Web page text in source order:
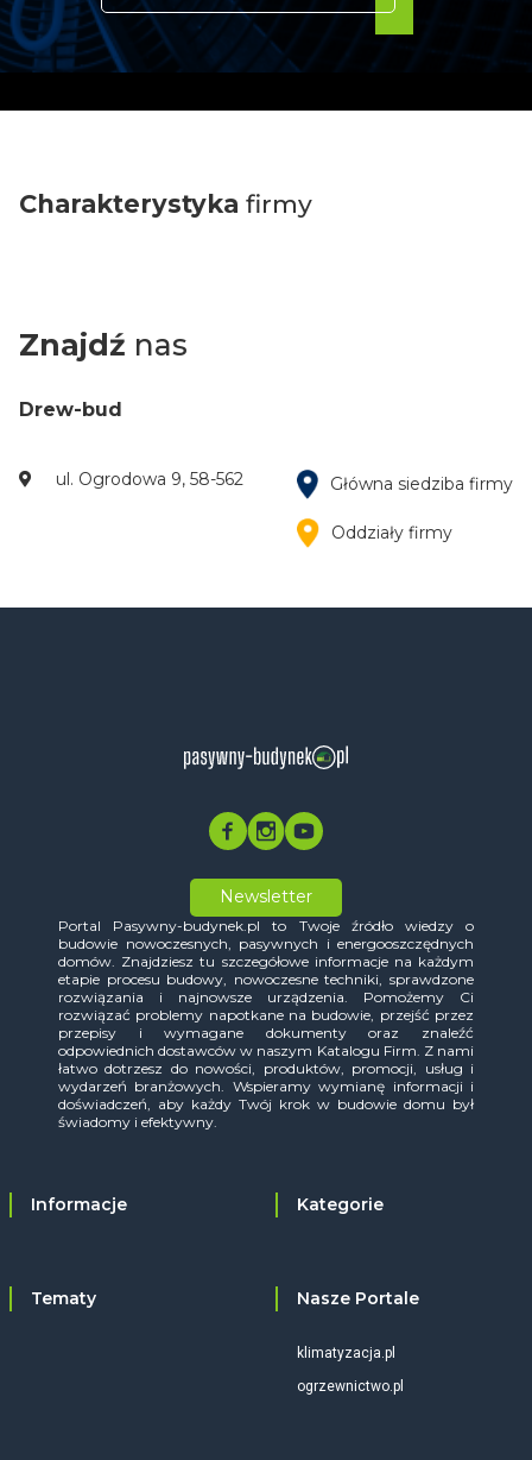
Charakterystyka firmy
Znajdź nas
Drew-bud
ul. Ogrodowa 9, 58-562 Główna siedziba firmy
Oddziały firmy
Newsletter
Portal Pasywny-budynek.pl to Twoje źródło wiedzy o
budowie nowoczesnych, pasywnych i energooszczędnych
domów. Znajdziesz tu szczegółowe informacje na każdym
etapie procesu budowy, nowoczesne techniki, sprawdzone
rozwiązania i najnowsze urządzenia. Pomożemy Ci
rozwiązać problemy napotkane na budowie, przejść przez
przepisy i wymagane dokumenty oraz znaleźć
odpowiednich dostawców w naszym Katalogu Firm. Z nami
łatwo dotrzesz do nowości, produktów, promocji, usług i
wydarzeń branżowych. Wspieramy wymianę informacji i
doświadczeń, aby każdy Twój krok w budowie domu był
świadomy i efektywny.
Informacje Kategorie
Tematy Nasze Portale
klimatyzacja.pl
ogrzewnictwo.pl